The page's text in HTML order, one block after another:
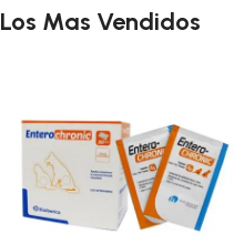
Los Mas Vendidos